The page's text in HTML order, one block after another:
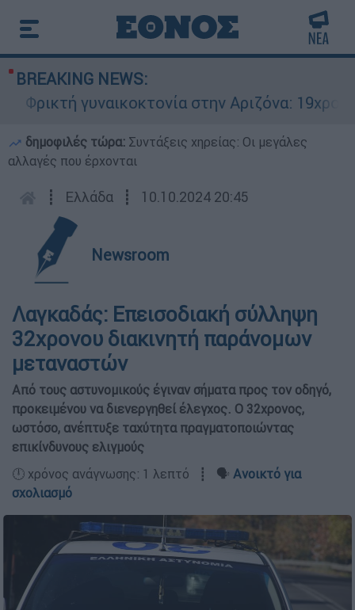
BREAKING NEWS:
Φρικτή γυναικοκτονία στην Αριζόνα:
δημοφιλές τώρα: Συντάξεις χηρείας: Οι μεγάλες
αλλαγές που έρχονται
┋ Ελλάδα ┋ 10.10.2024 20:45
Newsroom
Λαγκαδάς: Επεισοδιακή σύλληψη
32χρονου διακινητή παράνομων
μεταναστών
Από τους αστυνομικούς έγιναν σήματα προς τον οδηγό,
προκειμένου να διενεργηθεί έλεγχος. Ο 32χρονος,
ωστόσο, ανέπτυξε ταχύτητα πραγματοποιώντας
επικίνδυνους ελιγμούς
🕛 χρόνος ανάγνωσης: 1 λεπτό ┋ 🗣️ Ανοικτό για
σχολιασμό